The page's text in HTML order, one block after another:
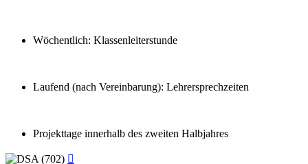
Wöchentlich: Klassenleiterstunde
Laufend (nach Vereinbarung): Lehrersprechzeiten
Projekttage innerhalb des zweiten Halbjahres